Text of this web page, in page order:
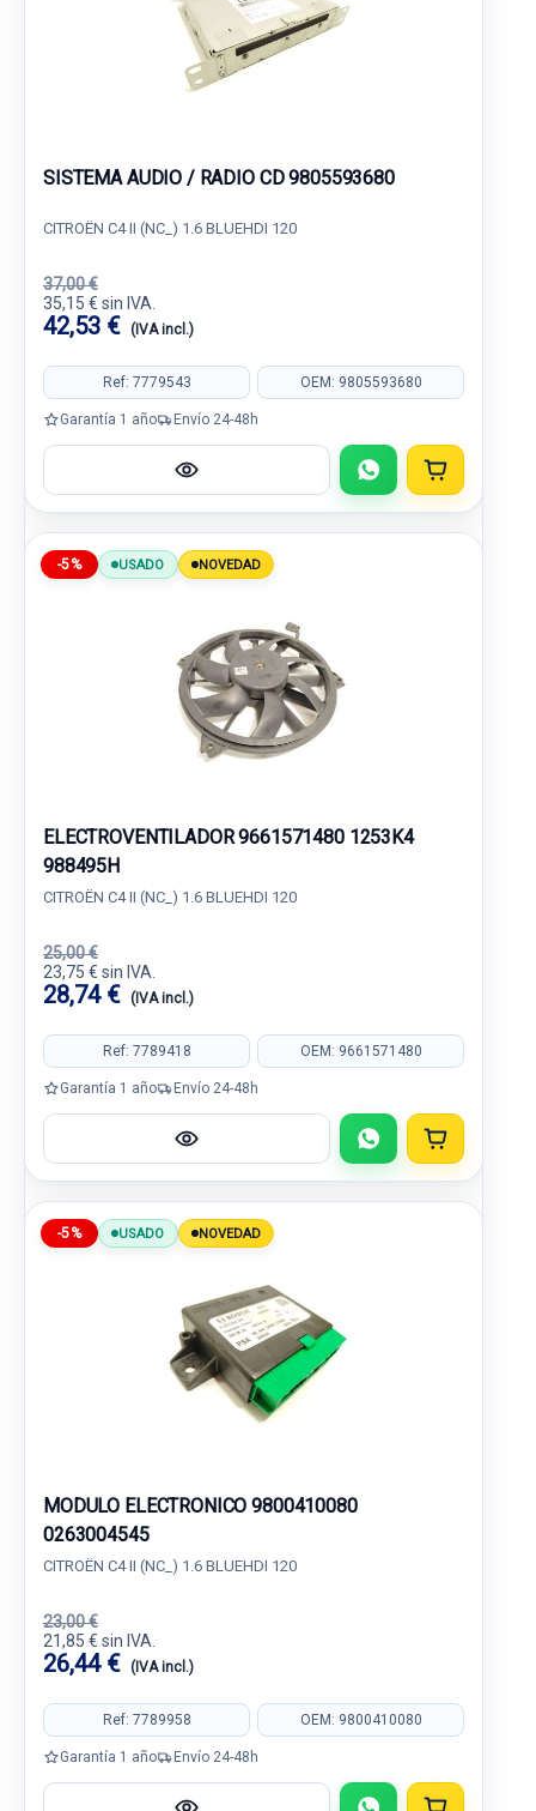
SISTEMA AUDIO / RADIO CD 9805593680
CITROËN C4 II (NC_) 1.6 BLUEHDI 120
37,00 €
35,15 € sin IVA.
42,53 € (IVA incl.)
Ref: 7779543 OEM: 9805593680
Garantía 1 año Envío 24-48h
-5% USADO NOVEDAD
ELECTROVENTILADOR 9661571480 1253K4
988495H
CITROËN C4 II (NC_) 1.6 BLUEHDI 120
25,00 €
23,75 € sin IVA.
28,74 € (IVA incl.)
Ref: 7789418 OEM: 9661571480
Garantía 1 año Envío 24-48h
-5% USADO NOVEDAD
MODULO ELECTRONICO 9800410080
0263004545
CITROËN C4 II (NC_) 1.6 BLUEHDI 120
23,00 €
21,85 € sin IVA.
26,44 € (IVA incl.)
Ref: 7789958 OEM: 9800410080
Garantía 1 año Envío 24-48h